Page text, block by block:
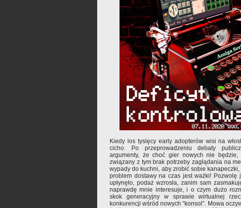
Kiedy los tysięcy early adopterów wisi na
cicho. Po przeprowadzeniu debaty
argumenty, że choć gier nowych nie
związany z tym brak potrzeby zaglądania na
wypady do kuchni, aby zrobić sobie
problem dostawy na czas jest ważki! Pozwolę
upłynęło, podaż wzrosła, zanim sam
naprawdę mnie interesuje, i o czym dużo
skok generacyjny w sprawie wirtualnej
konkurencji wśród nowych “konsol”. Mowa